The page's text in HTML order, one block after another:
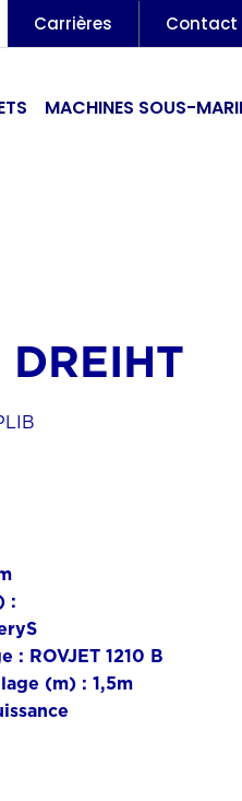
Carrières Contact
MACHINES SOUS-
:
: ROVJET 1210 B
(m) : 1,5m